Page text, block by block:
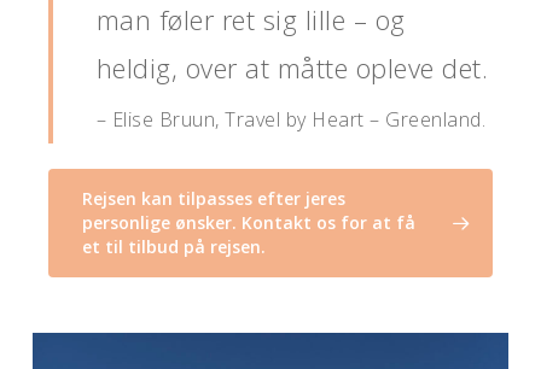
man føler ret sig lille – og
heldig, over at måtte opleve det.
– Elise Bruun, Travel by Heart – Greenland.
Rejsen kan tilpasses efter jeres
personlige ønsker. Kontakt os for at få
et til tilbud på rejsen.